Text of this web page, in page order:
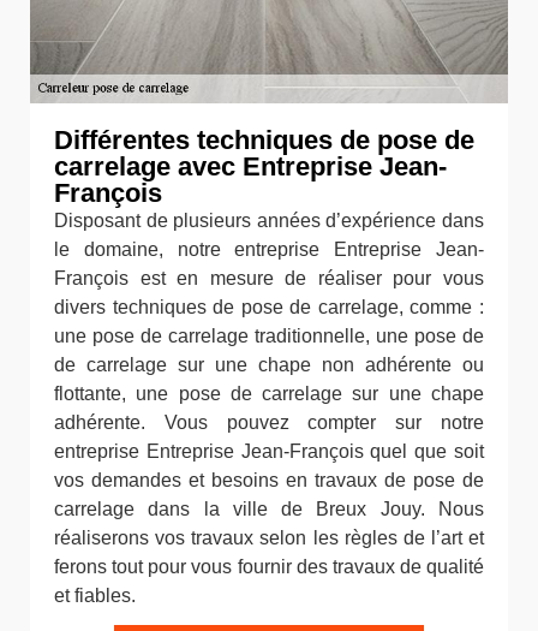
Différentes techniques de pose de
carrelage avec Entreprise Jean-
François
Disposant de plusieurs années d’expérience dans
le domaine, notre entreprise Entreprise Jean-
François est en mesure de réaliser pour vous
divers techniques de pose de carrelage, comme :
une pose de carrelage traditionnelle, une pose de
de carrelage sur une chape non adhérente ou
flottante, une pose de carrelage sur une chape
adhérente. Vous pouvez compter sur notre
entreprise Entreprise Jean-François quel que soit
vos demandes et besoins en travaux de pose de
carrelage dans la ville de Breux Jouy. Nous
réaliserons vos travaux selon les règles de l’art et
ferons tout pour vous fournir des travaux de qualité
et fiables.